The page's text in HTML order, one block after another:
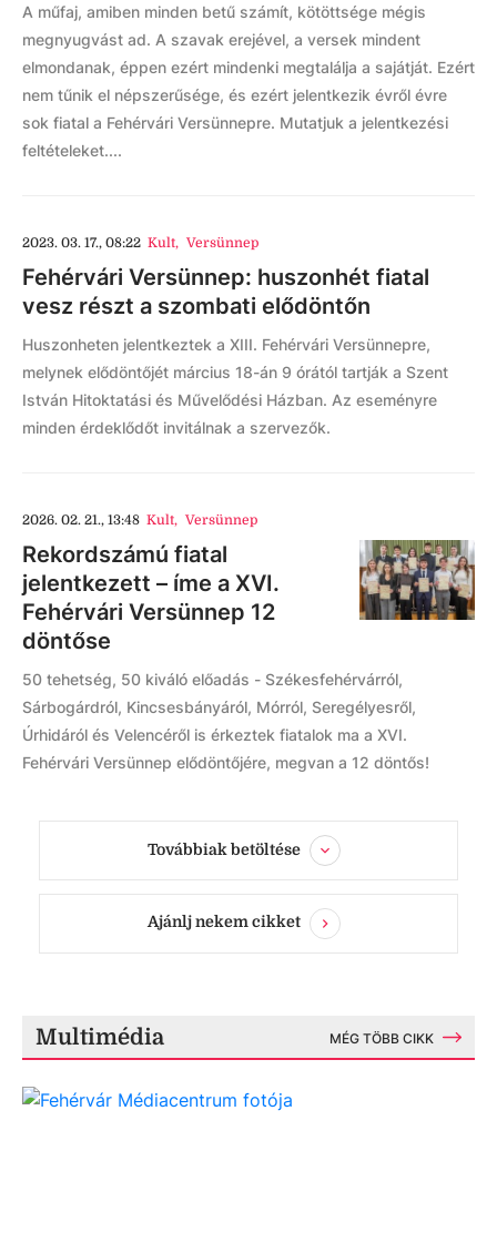
A műfaj, amiben minden betű számít, kötöttsége mégis
megnyugvást ad. A szavak erejével, a versek mindent
elmondanak, éppen ezért mindenki megtalálja a sajátját. Ezért
nem tűnik el népszerűsége, és ezért jelentkezik évről évre
sok fiatal a Fehérvári Versünnepre. Mutatjuk a jelentkezési
feltételeket....
2023. 03. 17., 08:22 Kult, Versünnep
Fehérvári Versünnep: huszonhét fiatal
vesz részt a szombati elődöntőn
Huszonheten jelentkeztek a XIII. Fehérvári Versünnepre,
melynek elődöntőjét március 18-án 9 órától tartják a Szent
István Hitoktatási és Művelődési Házban. Az eseményre
minden érdeklődőt invitálnak a szervezők.
2026. 02. 21., 13:48 Kult, Versünnep
Rekordszámú fiatal
jelentkezett – íme a XVI.
Fehérvári Versünnep 12
döntőse
50 tehetség, 50 kiváló előadás - Székesfehérvárról,
Sárbogárdról, Kincsesbányáról, Mórról, Seregélyesről,
Úrhidáról és Velencéről is érkeztek fiatalok ma a XVI.
Fehérvári Versünnep elődöntőjére, megvan a 12 döntős!
Továbbiak betöltése
Ajánlj nekem cikket
Multimédia MÉG TÖBB CIKK